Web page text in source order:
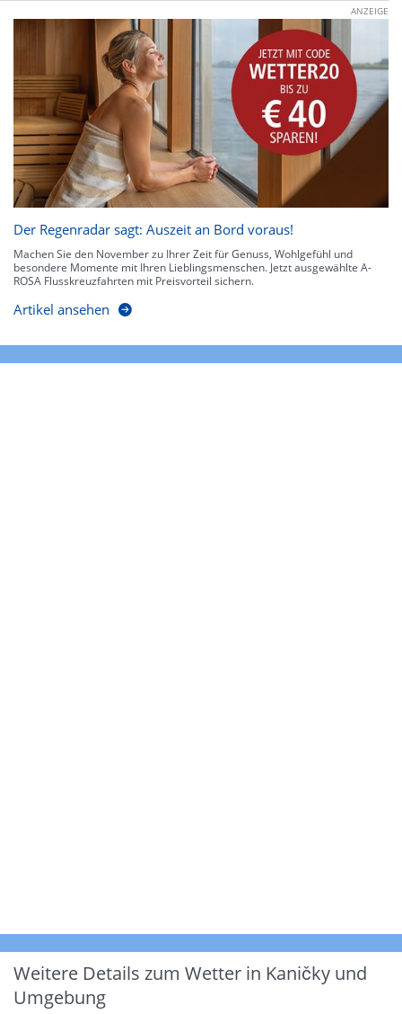
ANZEIGE
Der Regenradar sagt: Auszeit an Bord voraus!
Machen Sie den November zu Ihrer Zeit für Genuss, Wohlgefühl und
besondere Momente mit Ihren Lieblingsmenschen. Jetzt ausgewählte A-
ROSA Flusskreuzfahrten mit Preisvorteil sichern.
Artikel ansehen
Weitere Details zum Wetter in Kaničky und
Umgebung